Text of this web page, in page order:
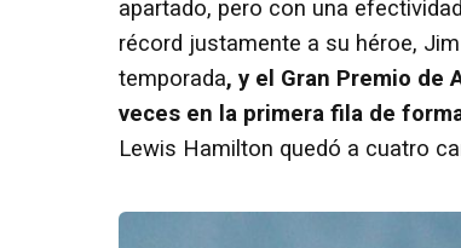
apartado, pero con una
récord justamente a su héroe, Jim
temporada, y el Gran Premio de
veces en la primera fila de
Lewis Hamilton quedó a cuatro